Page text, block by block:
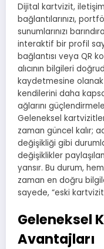
Dijital kartvizit,
bağlantılarınızı,
sunumlarınızı
interaktif bir profil
bağlantısı veya QR
alıcının bilgileri
kaydetmesine
kendilerini daha
ağlarını
Geleneksel
zaman güncel kalır;
değişikliği gibi
değişiklikler
yansır. Bu durum,
zaman en doğru
sayede, “eski
Geleneksel
Avantajları